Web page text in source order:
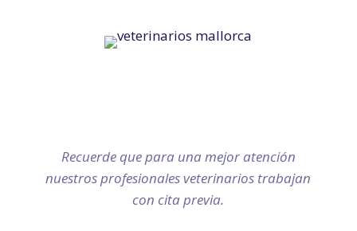
Recuerde que para una mejor atención
nuestros profesionales veterinarios trabajan
con cita previa.